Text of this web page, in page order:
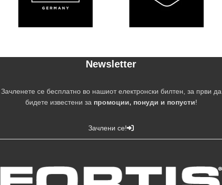
Newsletter
Зачленете се бесплатно во нашиот електронски билтен, за први да
бидете известени за промоции, понуди и попусти!
Зачлени се!